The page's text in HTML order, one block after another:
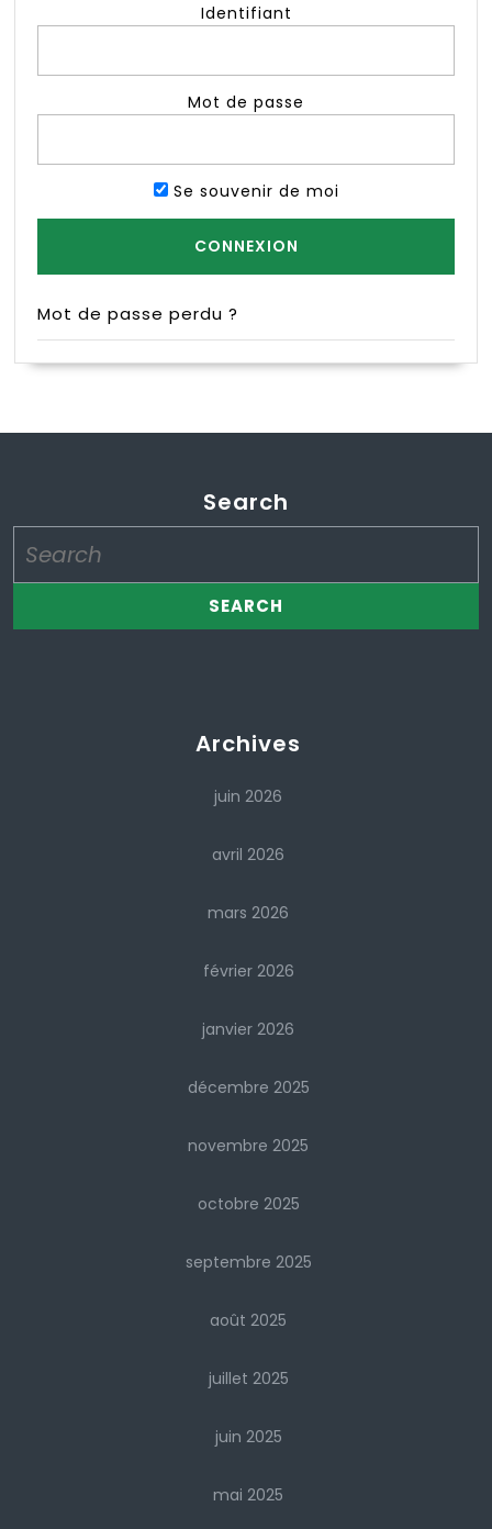
Identifiant
Mot de passe
Se souvenir de moi
Mot de passe perdu ?
Search
for:
Archives
juin 2026
avril 2026
mars 2026
février 2026
janvier 2026
décembre 2025
novembre 2025
octobre 2025
septembre 2025
août 2025
juillet 2025
juin 2025
mai 2025